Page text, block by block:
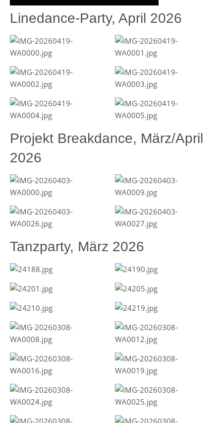
Linedance-Party, April 2026
Projekt Breakdance, März/April
2026
Tanzparty, März 2026